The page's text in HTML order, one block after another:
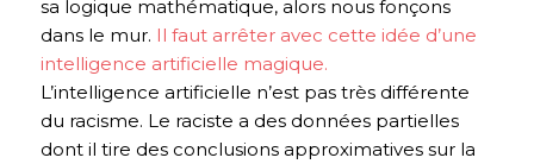
sa logique mathématique, alors nous fonçons
dans le mur. Il faut arrêter avec cette idée d’une
intelligence artificielle magique.
L’intelligence artificielle n’est pas très différente
du racisme. Le raciste a des données partielles
dont il tire des conclusions approximatives sur la